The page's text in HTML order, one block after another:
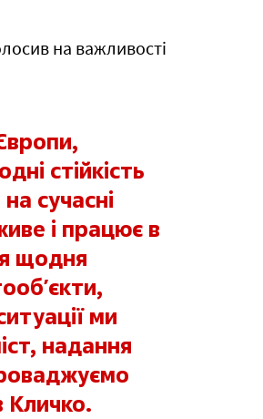
на важливості
стійкість
сучасні
і працює в
щодня
ми
надання
Кличко.